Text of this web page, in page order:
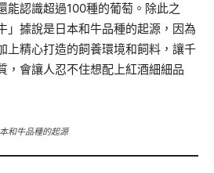
能認識超過100種的葡萄。除此之
」據說是日本和牛品種的起源，因為
上精心打造的飼養環境和飼料，讓千
，會讓人忍不住想配上紅酒細細品
和牛品種的起源